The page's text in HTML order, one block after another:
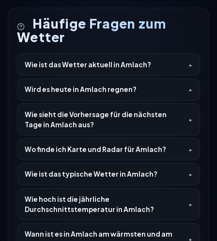
Häufige Fragen zum
Wetter
Wie ist das Wetter aktuell in Amlach?
Wird es heute in Amlach regnen?
Wie sieht die Vorhersage für die nächsten
Tage in Amlach aus?
Wo finde ich Karte und Radar für Amlach?
Wie ist das typische Wetter in Amlach?
Wie hoch ist die jährliche
Durchschnittstemperatur in Amlach?
Wann ist es in Amlach am wärmsten und am